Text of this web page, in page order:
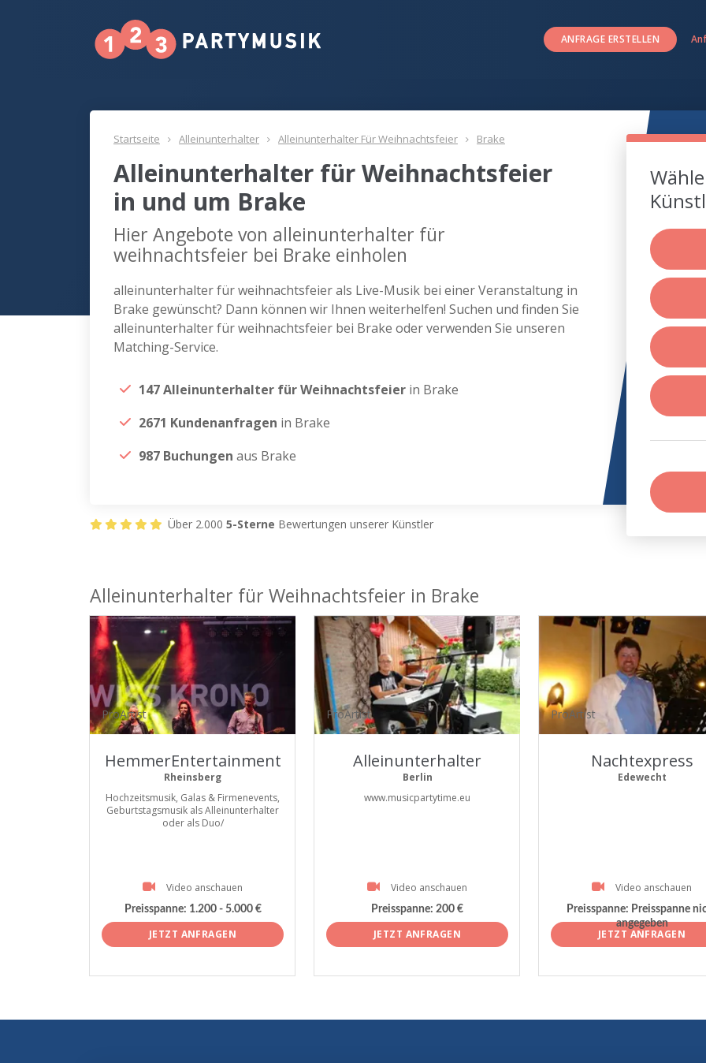
ANFRAGE ERSTELLEN
Startseite Alleinunterhalter Alleinunterhalter Für Weihnachtsfeier Brake
Alleinunterhalter für Weihnachtsfeier
in und um Brake
Hier Angebote von alleinunterhalter für
weihnachtsfeier bei Brake einholen
alleinunterhalter für weihnachtsfeier als Live-Musik bei einer Veranstaltung in
Brake gewünscht? Dann können wir Ihnen weiterhelfen! Suchen und finden Sie
alleinunterhalter für weihnachtsfeier bei Brake oder verwenden Sie unseren
Matching-Service.
147 Alleinunterhalter für Weihnachtsfeier in Brake
2671 Kundenanfragen in Brake
987 Buchungen aus Brake
Über 2.000 5-Sterne Bewertungen unserer Künstler
Alleinunterhalter für Weihnachtsfeier in Brake
ProArtist
HemmerEntertainment
Rheinsberg
Hochzeitsmusik, Galas & Firmenevents,
Geburtstagsmusik als Alleinunterhalter
oder als Duo/
Video anschauen
Preisspanne: 1.200 - 5.000 €
JETZT ANFRAGEN
ProArtist
Alleinunterhalter
Berlin
www.musicpartytime.eu
Video anschauen
Preisspanne: 200 €
JETZT ANFRAGEN
ProArtist
Nachtexpress
Edewecht
Video anschauen
Preisspanne: Preisspanne
angegeben
JETZT ANFRAGEN